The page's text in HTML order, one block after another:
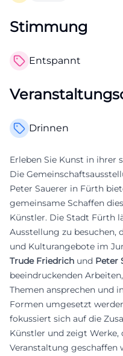
Stimmung
Entspannt
Drinnen
Erleben Sie Kunst in ihrer
Die
Peter Sauerer in Fürth
gemeinsame Schaffen
Künstler. Die Stadt Fürth
Ausstellung zu besuchen,
und Kulturangebote im
Trude Friedrich und Peter
beeindruckenden
Themen ansprechen und
Formen umgesetzt
fokussiert sich auf die
Künstler und zeigt Werke,
Veranstaltung geschaffen